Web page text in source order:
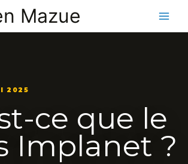
Mazue
2025
ce que le
Implanet ?